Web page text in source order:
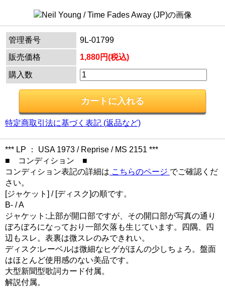
管理番号
9L-01799
販売価格
1,880円(税込)
購入数
特定商取引法に基づく表記 (返品など)
*** LP ： USA 1973 / Reprise / MS 2151 ***
■ コンディション ■
コンディション表記の詳細は こちらのページ でご確認くだ
さい。
[ジャケット] / [ディスク]の順です。
B- / A
ジャケット:上部が開口部ですが、その開口部が写真の通り
ぼろぼろになっており一部欠落も生じています。四隅、四
辺もスレ。表裏は微スレのみできれい。
ディスク:レーベルは微細なヒゲがほんの少しちょろ。盤面
はほとんど使用感のない美品です。
大型新聞型歌詞カード付属。
解説付属。